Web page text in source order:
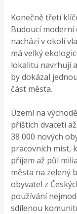
Konečně třetí
Budoucí moderní
nachází v okolí
má velký
lokalitu navrhují
by dokázal
část města.
Území na
příštích dvaceti
38 000 nových
pracovních míst,
příjem až půl
města na zelený
obyvatel z
používání
sdílenou